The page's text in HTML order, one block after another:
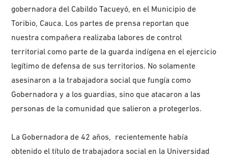
gobernadora del Cabildo Tacueyó, en el Municipio de
Toribio, Cauca. Los partes de prensa reportan que
nuestra compañera realizaba labores de control
territorial como parte de la guarda indígena en el ejercicio
legítimo de defensa de sus territorios. No solamente
asesinaron a la trabajadora social que fungía como
Gobernadora y a los guardias, sino que atacaron a las
personas de la comunidad que salieron a protegerlos.
La Gobernadora de 42 años, recientemente había
obtenido el título de trabajadora social en la Universidad